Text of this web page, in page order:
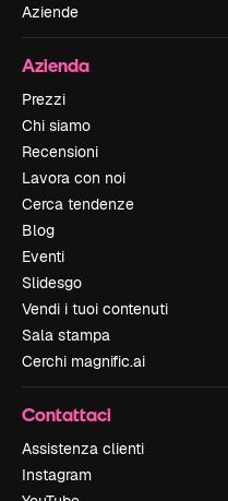
Aziende
Azienda
Prezzi
Chi siamo
Recensioni
Lavora con noi
Cerca tendenze
Blog
Eventi
Slidesgo
Vendi i tuoi contenuti
Sala stampa
Cerchi magnific.ai
Contattaci
Assistenza clienti
Instagram